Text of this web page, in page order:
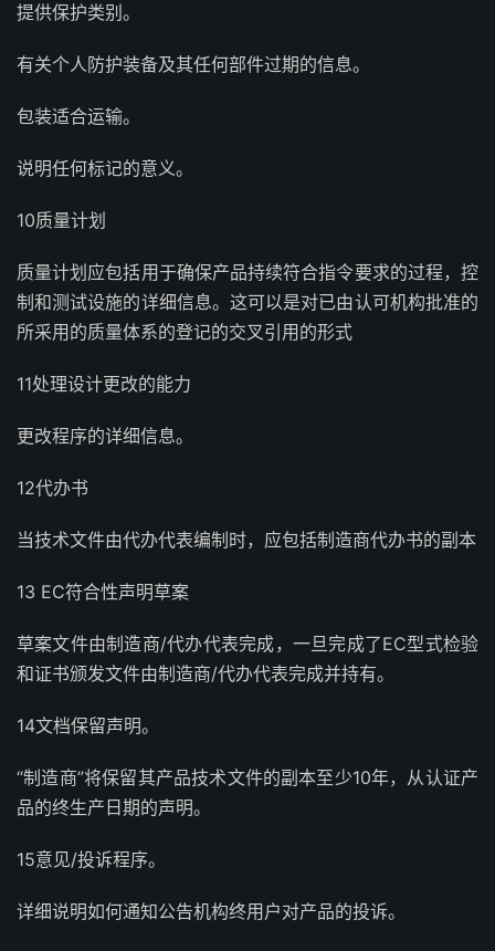
提供保护类别。
有关个人防护装备及其任何部件过期的信息。
包装适合运输。
说明任何标记的意义。
10质量计划
质量计划应包括用于确保产品持续符合指令要求的过程，控
制和测试设施的详细信息。这可以是对已由认可机构批准的
所采用的质量体系的登记的交叉引用的形式
11处理设计更改的能力
更改程序的详细信息。
12代办书
当技术文件由代办代表编制时，应包括制造商代办书的副本
13 EC符合性声明草案
草案文件由制造商/代办代表完成，一旦完成了EC型式检验
和证书颁发文件由制造商/代办代表完成并持有。
14文档保留声明。
“制造商”将保留其产品技术文件的副本至少10年，从认证产
品的终生产日期的声明。
15意见/投诉程序。
详细说明如何通知公告机构终用户对产品的投诉。